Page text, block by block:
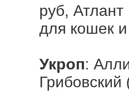
руб,
для кошек
Укроп: